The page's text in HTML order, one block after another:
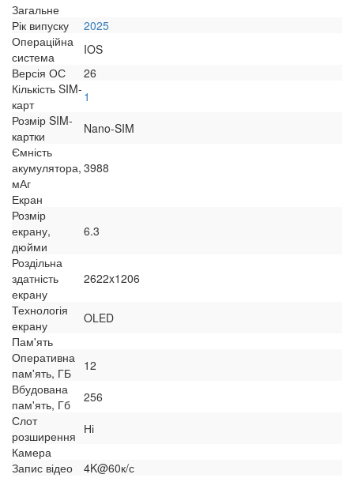
Загальне
Рік випуску
2025
Операційна
система
IOS
Версія ОС
26
Кількість SIM-
карт
1
Розмір SIM-
картки
Nano-SIM
Ємність
акумулятора,
мАг
3988
Екран
Розмір
екрану,
дюйми
6.3
Роздільна
здатність
екрану
2622x1206
Технологія
екрану
OLED
Пам'ять
Оперативна
пам'ять, ГБ
12
Вбудована
пам'ять, Гб
256
Слот
розширення Ні
Камера
Запис відео
4K@60к/с